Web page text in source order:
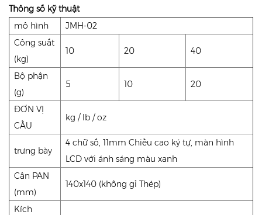
Thông số kỹ thuật
mô hình
JMH-02
Công suất
(kg)
10 20 40
Bộ phận
(g)
5 10 20
ĐƠN VỊ
CẦU
kg / lb / oz
trưng bày
4 chữ số, 11mm Chiều cao ký tự, màn hình
LCD với ánh sáng màu xanh
Cân PAN
(mm)
140x140 (không gỉ Thép)
Kích